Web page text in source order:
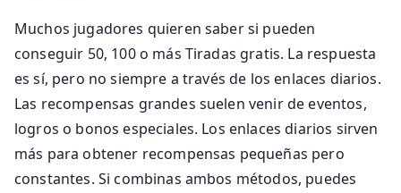
Muchos jugadores quieren saber si pueden
conseguir 50, 100 o más Tiradas gratis. La respuesta
es sí, pero no siempre a través de los enlaces diarios.
Las recompensas grandes suelen venir de eventos,
logros o bonos especiales. Los enlaces diarios sirven
más para obtener recompensas pequeñas pero
constantes. Si combinas ambos métodos, puedes